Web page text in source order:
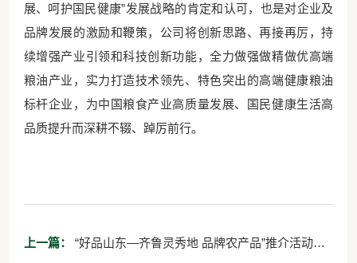
展、呵护国民健康”发展战略的肯定和认可，也是对企业及
品牌发展的激励和鞭策，公司将创新思路、再接再厉，持
续增强产业引领和科技创新功能，全力做强做精做优高端
粮油产业，实力打造技术领先、特色突出的高端健康粮油
标杆企业，为中国粮食产业高质量发展、国民健康生活高
品质提升而深耕不辍、踔厉前行。
上一篇：